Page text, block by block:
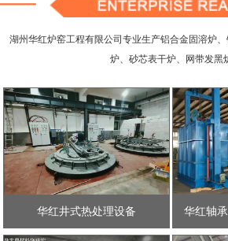
湖州华红炉窑工程有限公司专业生产铝合金固溶炉
炉、砂芯表干炉、网带发黑
华红井式热处理设备 华红轴